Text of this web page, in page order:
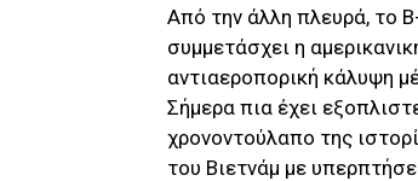
Από την άλλη πλευρά, το
συμμετάσχει η
αντιαεροπορική κάλυψη
Σήμερα πια έχει
χρονοντούλαπο της
του Βιετνάμ με